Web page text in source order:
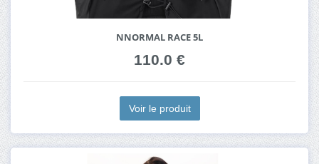
NNORMAL RACE 5L
110.0 €
Voir le produit